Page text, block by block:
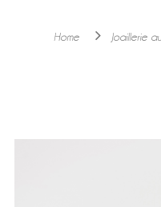
Home Joaillerie